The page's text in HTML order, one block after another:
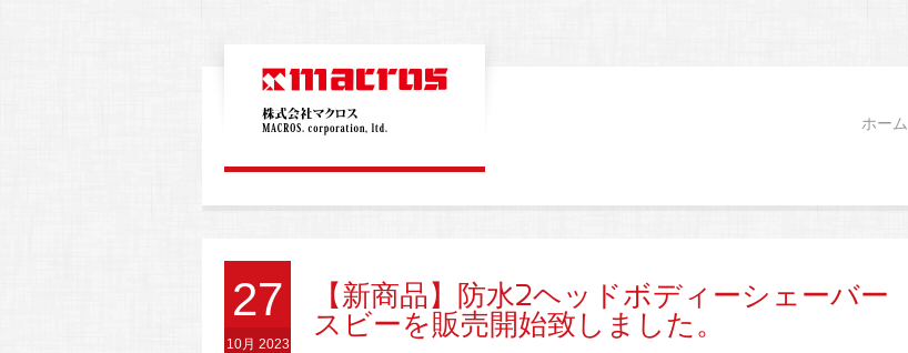
ホーム
27
10月 2023
【新商品】防水2ヘッドボディーシェーバー
スビーを販売開始致しました。